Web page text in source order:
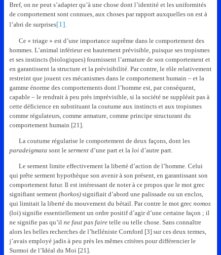
Bref, on ne peut s’adapter qu’à une chose dont l’identité et les uniformités
de comportement sont connues, aux choses par rapport auxquelles on est à
l’abri de surprises[1].
Ce « triage » est d’une importance suprême dans le comportement des
hommes. L’animal inférieur est hautement prévisible, puisque ses tropismes
et ses instincts (biologiques) fournissent l’armature de son comportement et
en garantissent la structure et la prévisibilité. Par contre, le rôle relativement
restreint que jouent ces mécanismes dans le comportement humain – et la
gamme énorme des comportements dont l’homme est, par conséquent,
capable – le rendrait à peu près imprévisible, si la société ne suppléait pas à
cette déficience en substituant la coutume aux instincts et aux tropismes
comme régulateurs, comme armature, comme principe structurant du
comportement humain [21].
La coutume régularise le comportement de deux façons, dont les
paradeigmata sont le sermentd’une part et la loi d’autre part.
Le serment limite effectivement la liberté d’action de l’homme. Celui
qui prête serment hypothèque son avenir à son présent, en garantissant son
comportement futur. Il est intéressant de noter à ce propos que le mot grec
signifiant serment (horkos)signifiait d’abord une palissade ou un enclos,
qui limitait la liberté du mouvement du bétail. Par contre le mot grec nomos
(loi) signifie essentiellement un ordre positif d’agir d’une certaine façon ; il
ne signifie pas qu’il ne faut pas fairetelle ou telle chose. Sans connaître
alors les belles recherches de l’helléniste Cornford [3] sur ces deux termes,
j’avais employé jadis à peu près les mêmes critères pour différencier le
Surmoi de l’Idéal du Moi [21].